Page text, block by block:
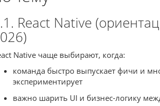
React Native
Native чаще выбирают, когда:
команда быстро выпускает фичи и
экспериментирует
важно шарить UI и бизнес-логику